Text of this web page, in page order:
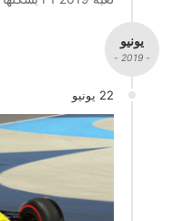
يونيو
- 2019 -
22 يونيو